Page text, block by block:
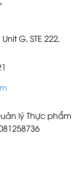
G, STE 222,
lý Thực phẩm